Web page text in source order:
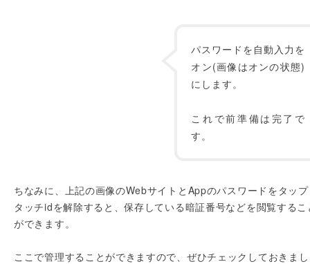
パスワードを自動入力を
オン(画像はオンの状態)
にします。
これで前準備は完了で
す。
ちなみに、上記の画像のWebサイトとAppのパスワードをタッ
タッチidを解除すると、保存している暗証番号などを閲覧するこ
ができます。
ここで管理することができますので、ぜひチェックしておきま